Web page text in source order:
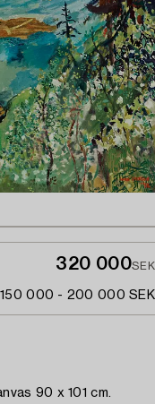
320 000SEK
150 000 - 200 000 SEK
90 x 101 cm.